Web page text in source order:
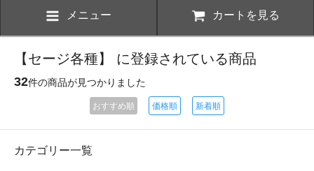
メニュー カートを見る
【セージ各種】 に登録されている商品
32件の商品が見つかりました
おすすめ順 価格順 新着順
カテゴリー一覧